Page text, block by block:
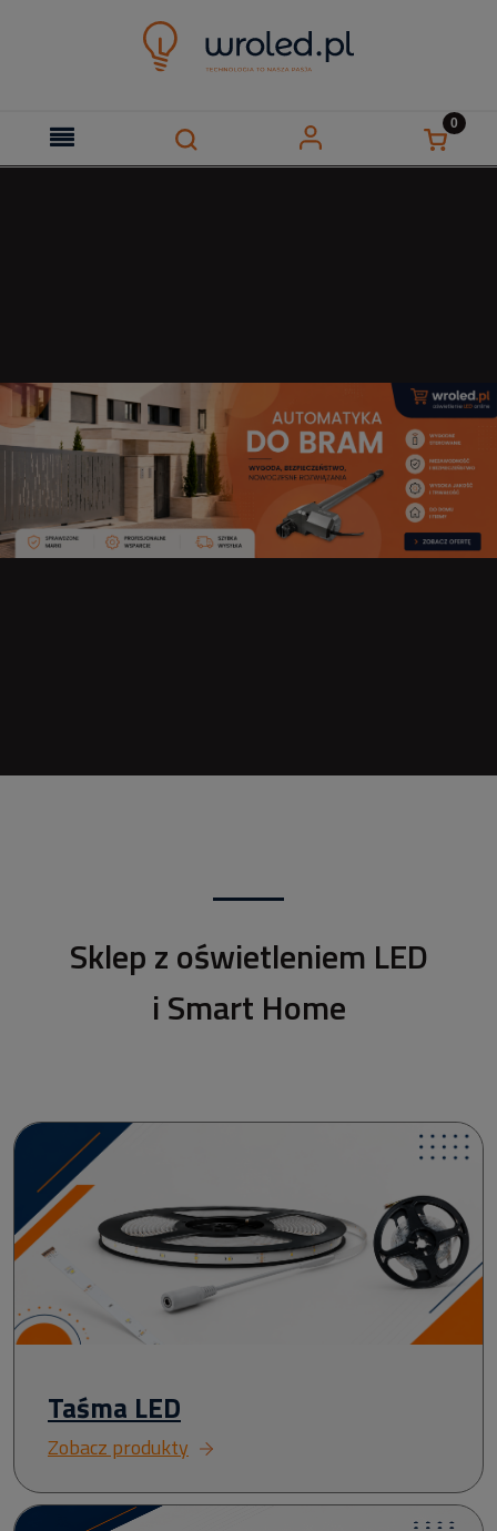
Sklep z oświetleniem LED
i Smart Home
Taśma LED
Zobacz produkty